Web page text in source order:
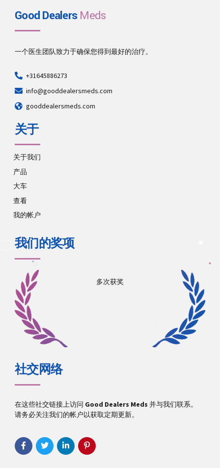
Good DealersMeds
一个医生团队致力于确保您得到最好的治疗。
+31645886273
info@gooddealersmeds.com
gooddealersmeds.com
关于
关于我们
产品
大车
查看
我的帐户
我们的奖项
多次获奖
社交网络
在这些社交链接上访问 Good Dealers Meds 并与我们联系。
请务必关注我们的帐户以获取定期更新。